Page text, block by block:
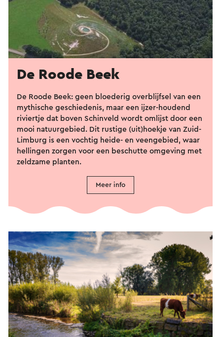
De Roode Beek
De Roode Beek: geen bloederig overblijfsel van een
mythische geschiedenis, maar een ijzer-houdend
riviertje dat boven Schinveld wordt omlijst door een
mooi natuurgebied. Dit rustige (uit)hoekje van Zuid-
Limburg is een vochtig heide- en veengebied, waar
hellingen zorgen voor een beschutte omgeving met
zeldzame planten.
Meer info